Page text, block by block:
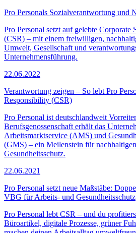
Pro Personals Sozialverantwortung und
Pro Personal setzt auf gelebte Corporate
(CSR) – mit einem freiwilligen,
Umwelt, Gesellschaft und
Unternehmensführung.
22.06.2022
Verantwortung zeigen – So lebt Pro
Responsibility (CSR)
Pro Personal ist deutschlandweit
Berufsgenossenschaft erhält das
Arbeitsmarktservice (AMS) und
(GMS) – ein Meilenstein für
Gesundheitsschutz.
22.06.2021
Pro Personal setzt neue Maßstäbe:
VBG für Arbeits- und Gesundheitsschutz
Pro Personal lebt CSR – und du
Büroartikel, digitale Prozesse, grüner